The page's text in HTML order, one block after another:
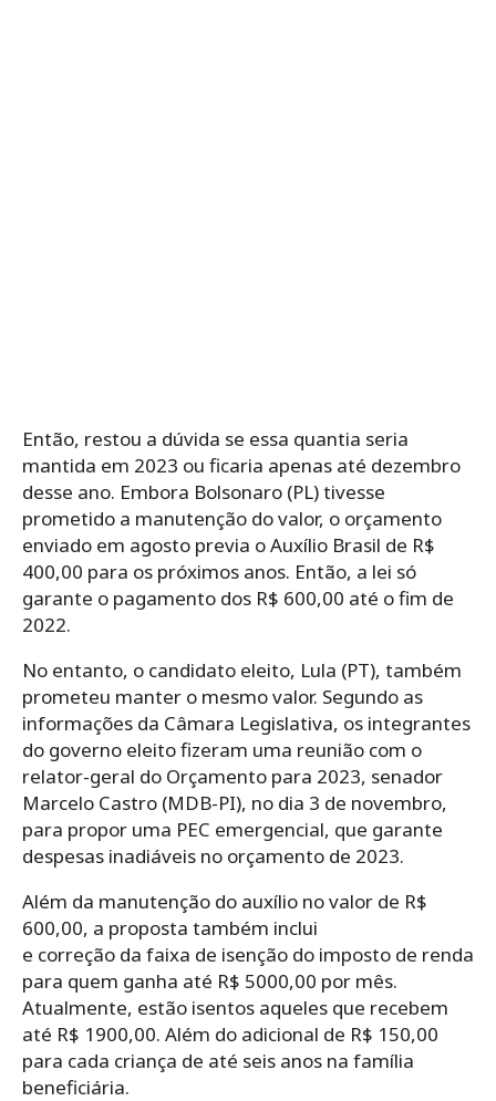
Então, restou a dúvida se essa quantia seria
mantida em 2023 ou ficaria apenas até dezembro
desse ano. Embora Bolsonaro (PL) tivesse
prometido a manutenção do valor, o orçamento
enviado em agosto previa o Auxílio Brasil de R$
400,00 para os próximos anos. Então, a lei só
garante o pagamento dos R$ 600,00 até o fim de
2022.
No entanto, o candidato eleito, Lula (PT), também
prometeu manter o mesmo valor. Segundo as
informações da Câmara Legislativa, os integrantes
do governo eleito fizeram uma reunião com o
relator-geral do Orçamento para 2023, senador
Marcelo Castro (MDB-PI), no dia 3 de novembro,
para propor uma PEC emergencial, que garante
despesas inadiáveis no orçamento de 2023.
Além da manutenção do auxílio no valor de R$
600,00, a proposta também inclui
e correção da faixa de isenção do imposto de renda
para quem ganha até R$ 5000,00 por mês.
Atualmente, estão isentos aqueles que recebem
até R$ 1900,00. Além do adicional de R$ 150,00
para cada criança de até seis anos na família
beneficiária.